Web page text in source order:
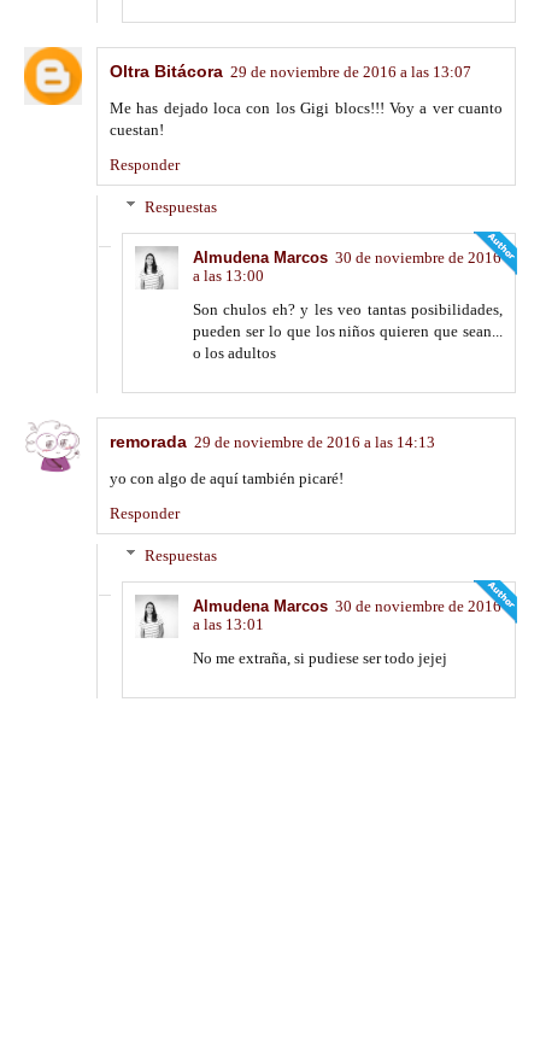
Oltra Bitácora 29 de noviembre de 2016 a las 13:07
Me has dejado loca con los Gigi blocs!!! Voy a ver cuanto
cuestan!
Responder
Respuestas
Almudena Marcos 30 de noviembre de 2016
a las 13:00
Son chulos eh? y les veo tantas posibilidades,
pueden ser lo que los niños quieren que sean...
o los adultos
remorada 29 de noviembre de 2016 a las 14:13
yo con algo de aquí también picaré!
Responder
Respuestas
Almudena Marcos 30 de noviembre de 2016
a las 13:01
No me extraña, si pudiese ser todo jejej